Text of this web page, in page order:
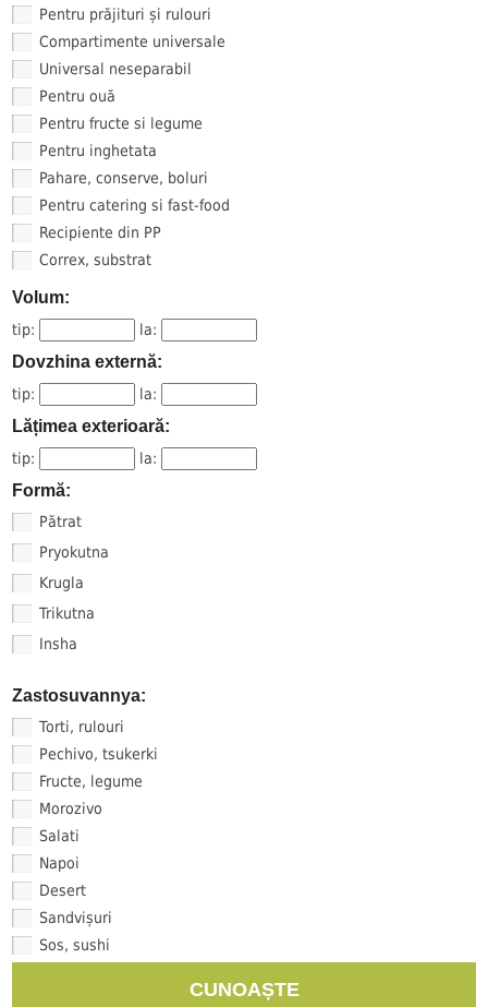
Pentru prăjituri și rulouri
Compartimente universale
Universal neseparabil
Pentru ouă
Pentru fructe si legume
Pentru inghetata
Pahare, conserve, boluri
Pentru catering si fast-food
Recipiente din PP
Correx, substrat
Volum:
tip: la:
Dovzhina externă:
tip: la:
Lățimea exterioară:
tip: la:
Formă:
Pătrat
Pryokutna
Krugla
Trikutna
Insha
Zastosuvannya:
Torti, rulouri
Pechivo, tsukerki
Fructe, legume
Morozivo
Salati
Napoi
Desert
Sandvișuri
Sos, sushi
CUNOAȘTE